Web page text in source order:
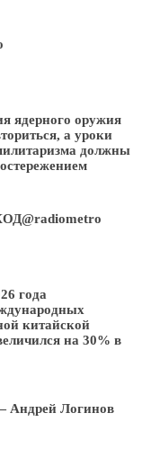
ядерного оружия
а уроки
должны
года
китайской
на 30% в
Логинов